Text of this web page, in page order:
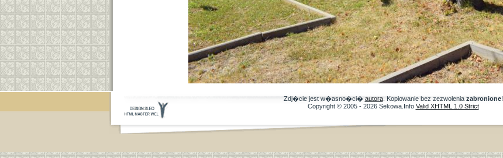
Zdj�cie jest w�asno�ci� autora. Kopiowanie bez zezwolenia zabronione!
Copyright © 2005 - 2026 Sekowa.Info Valid XHTML 1.0 Strict